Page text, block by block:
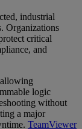
industrial
Organizations
critical
and
allowing
logic
without
a major
TeamViewer